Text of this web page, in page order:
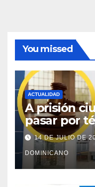
You missed
ACTUALIDAD
A prisión
pasar por
para
comercios
14 DE JULIO DE
DOMINICANO